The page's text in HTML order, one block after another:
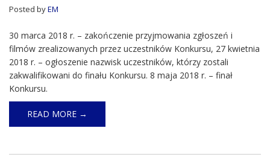
Posted byEM
30 marca 2018 r. – zakończenie przyjmowania zgłoszeń i
filmów zrealizowanych przez uczestników Konkursu, 27 kwietnia
2018 r. – ogłoszenie nazwisk uczestników, którzy zostali
zakwalifikowani do finału Konkursu. 8 maja 2018 r. – finał
Konkursu.
READ MORE →